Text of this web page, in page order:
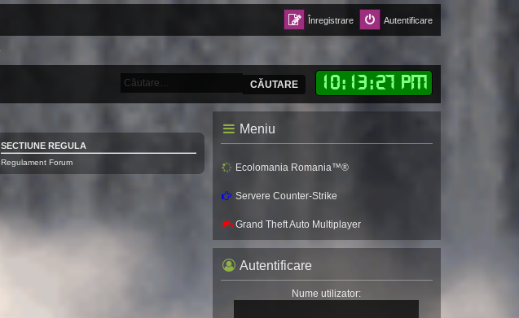
Autentificare
Înregistrare
10: 13:29 PM
CĂUTARE
SECTIUNE REGULA
Regulament Forum
Meniu
Ecolomania Romania™®
Servere Counter-Strike
Grand Theft Auto Multiplayer
Autentificare
Nume utilizator: